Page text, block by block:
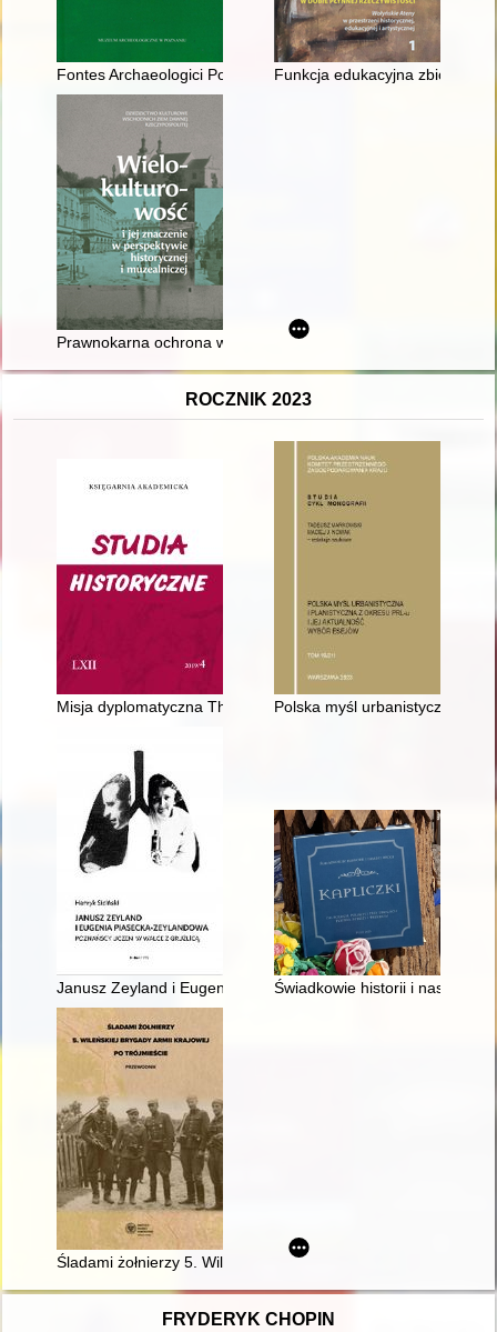
Fontes Archaeologici Posnanienses : annales Musei
Funkcja edukacyjna zbiorów
Prawnokarna ochrona wielokulturowego dziedzictwa
ROCZNIK 2023
Misja dyplomatyczna Thomasa Bodleya do krajów
Polska myśl urbanistyczna i
Janusz Zeyland i Eugenia Piasecka-Zeylandowa : poznańscy
Świadkowie historii i naszej
Śladami żołnierzy 5. Wileńskiej Brygady Armii Krajowej po
FRYDERYK CHOPIN